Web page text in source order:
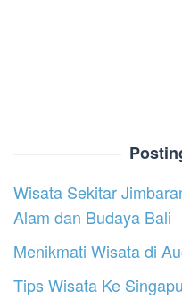
Wisata Sekitar
Alam dan Budaya Bali
Menikmati Wisata di
Tips Wisata Ke